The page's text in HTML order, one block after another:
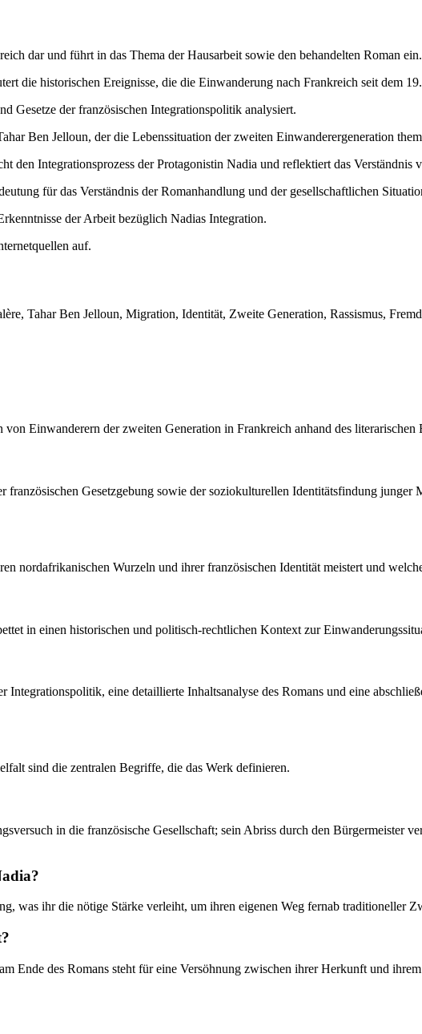
dar und führt in das Thema der Hausarbeit sowie den behandelten Roman ein.
die historischen Ereignisse, die die Einwanderung nach Frankreich seit dem
Gesetze der französischen Integrationspolitik analysiert.
Ben Jelloun, der die Lebenssituation der zweiten Einwanderergeneration
den Integrationsprozess der Protagonistin Nadia und reflektiert das Verständnis
für das Verständnis der Romanhandlung und der gesellschaftlichen
der Arbeit bezüglich Nadias Integration.
auf.
Tahar Ben Jelloun, Migration, Identität, Zweite Generation, Rassismus,
Einwanderern der zweiten Generation in Frankreich anhand des literarischen
Gesetzgebung sowie der soziokulturellen Identitätsfindung junger
nordafrikanischen Wurzeln und ihrer französischen Identität meistert und
in einen historischen und politisch-rechtlichen Kontext zur
eine detaillierte Inhaltsanalyse des Romans und eine
sind die zentralen Begriffe, die das Werk definieren.
in die französische Gesellschaft; sein Abriss durch den Bürgermeister
was ihr die nötige Stärke verleiht, um ihren eigenen Weg fernab traditioneller
Ende des Romans steht für eine Versöhnung zwischen ihrer Herkunft und